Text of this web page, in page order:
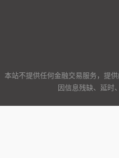
本站不提供任何金融交易服务，提
因信息残缺、延时